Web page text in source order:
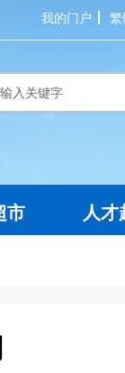
我的门户 繁
市 人才